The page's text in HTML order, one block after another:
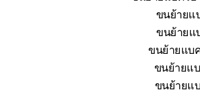
ขนย้ายแ
ขนย้ายแ
ขนย้ายแบ
ขนย้ายแ
ขนย้ายแ